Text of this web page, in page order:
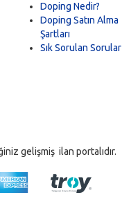
Doping Nedir?
Doping Satın Alma
Şartları
Sık Sorulan Sorular
gelişmiş ilan portalıdır.